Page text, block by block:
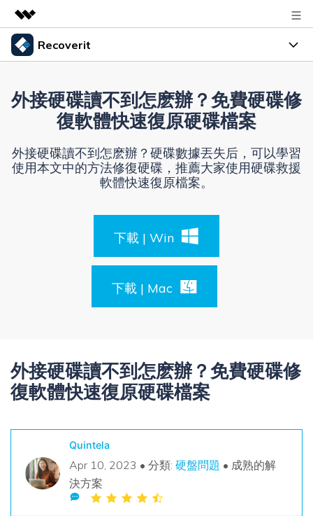
精選產品
實用工具
商務
新聞中心
Recoverit
資料備份
資源
登入
外接硬碟讀不到怎麽辦？免費硬碟修
復軟體快速復原硬碟檔案
外接硬碟讀不到怎麽辦？硬碟數據丟失后，可以學習
使用本文中的方法修復硬碟，推薦大家使用硬碟救援
軟體快速復原檔案。
下載 | Win
下載 | Mac
外接硬碟讀不到怎麽辦？免費硬碟修
復軟體快速復原硬碟檔案
Quintela
Apr 10, 2023 • 分類: 硬盤問題 • 成熟的解
決方案